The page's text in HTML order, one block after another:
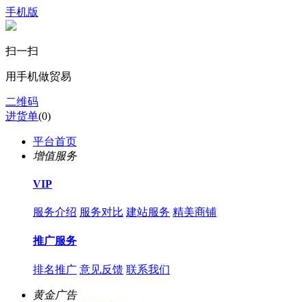
手机版
扫一扫
用手机做贸易
二维码
进货单(0)
平台首页
增值服务
VIP
服务介绍 服务对比 建站服务 精美商铺
推广服务
排名推广 意见反馈 联系我们
黄金广告